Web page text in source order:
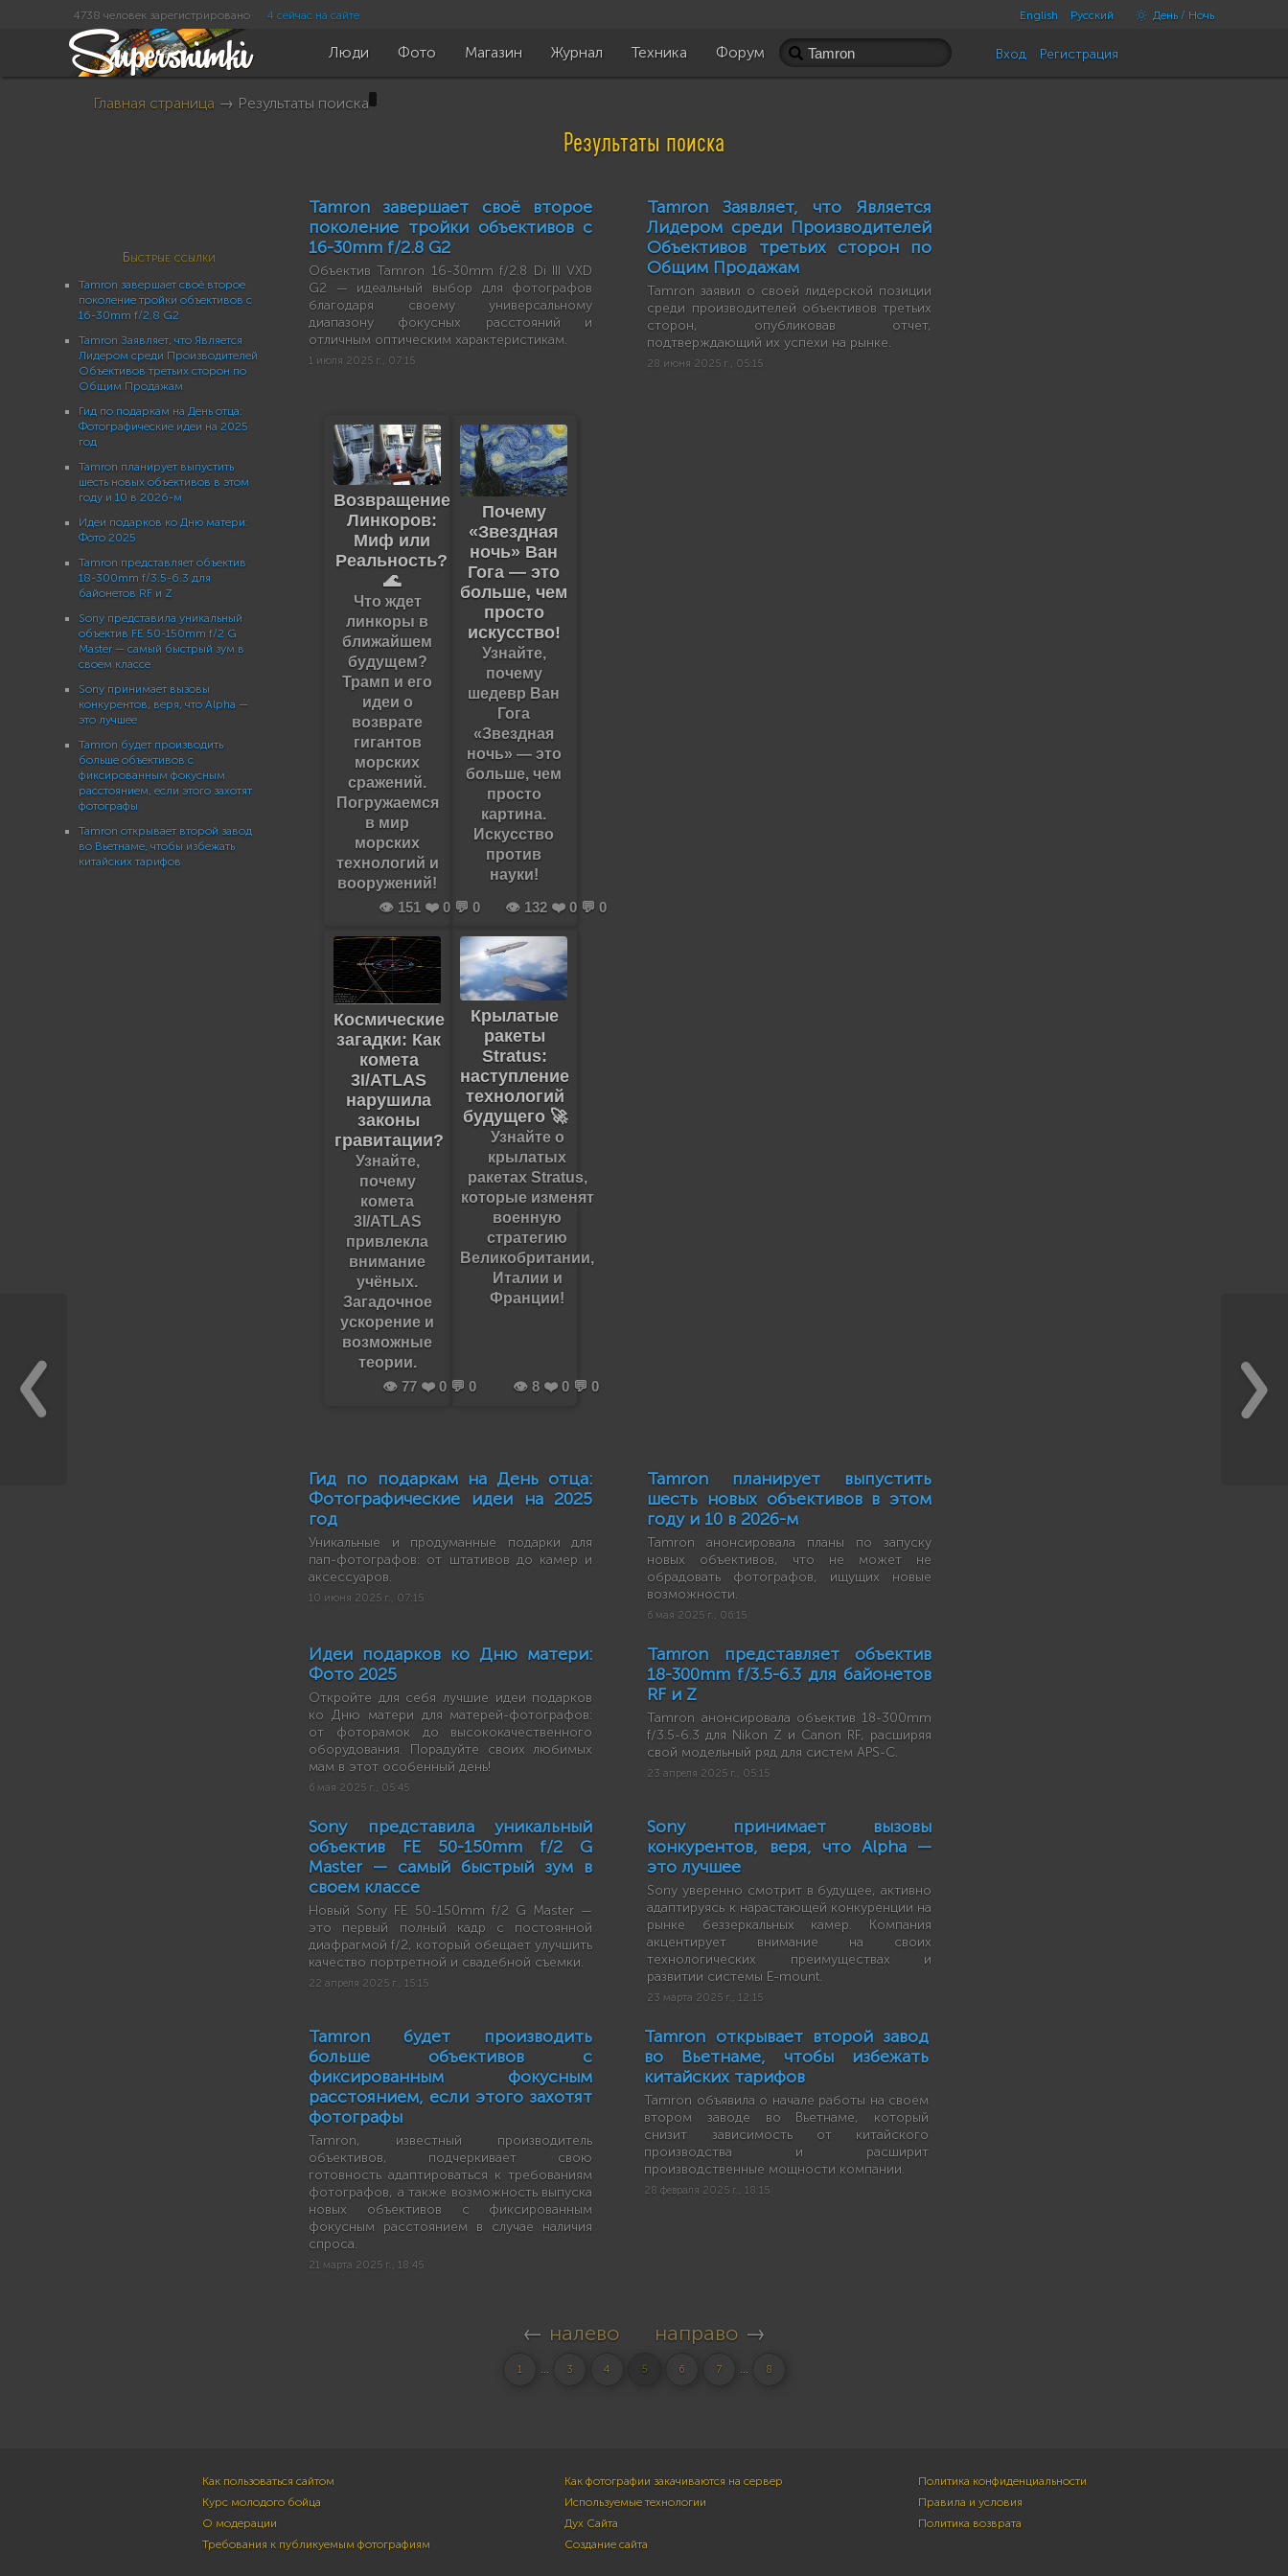
English Русский День / Ночь
4738 человек зарегистрировано 4 сейчас на сайте
Люди Фото Магазин Журнал Техника Форум Вход Регистрация
Главная страница → Результаты поиска
Результаты поиска
Быстрые ссылки
Tamron завершает своё второе
поколение тройки объективов с
16-30mm f/2.8 G2
Tamron Заявляет, что Является
Лидером среди Производителей
Объективов третьих сторон по
Общим Продажам
Гид по подаркам на День отца:
Фотографические идеи на 2025
год
Tamron планирует выпустить
шесть новых объективов в этом
году и 10 в 2026-м
Идеи подарков ко Дню матери:
Фото 2025
Tamron представляет объектив
18-300mm f/3.5-6.3 для
байонетов RF и Z
Sony представила уникальный
объектив FE 50-150mm f/2 G
Master — самый быстрый зум в
своем классе
Sony принимает вызовы
конкурентов, веря, что Alpha —
это лучшее
Tamron будет производить
больше объективов с
фиксированным фокусным
расстоянием, если этого захотят
фотографы
Tamron открывает второй завод
во Вьетнаме, чтобы избежать
китайских тарифов
Tamron завершает своё второе
поколение тройки объективов с
16-30mm f/2.8 G2
Объектив Tamron 16-30mm f/2.8 Di III VXD
G2 — идеальный выбор для фотографов
благодаря своему универсальному
диапазону фокусных расстояний и
отличным оптическим характеристикам.
1 июля 2025 г., 07:15
Возвращение
Линкоров:
Миф или
Реальность?
🌊
Что ждет
линкоры в
ближайшем
будущем?
Трамп и его
идеи о
возврате
гигантов
морских
сражений.
Погружаемся
в мир
морских
технологий и
вооружений!
👁️ 151 ❤️ 0 💬 0
Почему
«Звездная
ночь» Ван
Гога — это
больше, чем
просто
искусство!
Узнайте,
почему
шедевр Ван
Гога
«Звездная
ночь» — это
больше, чем
просто
картина.
Искусство
против
науки!
👁️ 132 ❤️ 0 💬 0
Космические
загадки: Как
комета
3I/ATLAS
нарушила
законы
гравитации?
Узнайте,
почему
комета
3I/ATLAS
привлекла
внимание
учёных.
Загадочное
ускорение и
возможные
теории.
👁️ 77 ❤️ 0 💬 0
Крылатые
ракеты
Stratus:
наступление
технологий
будущего 🚀
Узнайте о
крылатых
ракетах Stratus,
которые изменят
военную
стратегию
Великобритании,
Италии и
Франции!
👁️ 8 ❤️ 0 💬 0
Tamron Заявляет, что Является
Лидером среди Производителей
Объективов третьих сторон по
Общим Продажам
Tamron заявил о своей лидерской позиции
среди производителей объективов третьих
сторон, опубликовав отчет,
подтверждающий их успехи на рынке.
28 июня 2025 г., 05:15
Гид по подаркам на День отца:
Фотографические идеи на 2025
год
Уникальные и продуманные подарки для
пап-фотографов: от штативов до камер и
аксессуаров.
10 июня 2025 г., 07:15
Tamron планирует выпустить
шесть новых объективов в этом
году и 10 в 2026-м
Tamron анонсировала планы по запуску
новых объективов, что не может не
обрадовать фотографов, ищущих новые
возможности.
6 мая 2025 г., 06:15
Идеи подарков ко Дню матери:
Фото 2025
Откройте для себя лучшие идеи подарков
ко Дню матери для матерей-фотографов:
от фоторамок до высококачественного
оборудования. Порадуйте своих любимых
мам в этот особенный день!
6 мая 2025 г., 05:45
Tamron представляет объектив
18-300mm f/3.5-6.3 для байонетов
RF и Z
Tamron анонсировала объектив 18-300mm
f/3.5-6.3 для Nikon Z и Canon RF, расширяя
свой модельный ряд для систем APS-C.
23 апреля 2025 г., 05:15
Sony представила уникальный
объектив FE 50-150mm f/2 G
Master — самый быстрый зум в
своем классе
Новый Sony FE 50-150mm f/2 G Master —
это первый полный кадр с постоянной
диафрагмой f/2, который обещает улучшить
качество портретной и свадебной съемки.
22 апреля 2025 г., 15:15
Sony принимает вызовы
конкурентов, веря, что Alpha —
это лучшее
Sony уверенно смотрит в будущее, активно
адаптируясь к нарастающей конкуренции на
рынке беззеркальных камер. Компания
акцентирует внимание на своих
технологических преимуществах и
развитии системы E-mount.
23 марта 2025 г., 12:15
Tamron будет производить
больше объективов с
фиксированным фокусным
расстоянием, если этого захотят
фотографы
Tamron, известный производитель
объективов, подчеркивает свою
готовность адаптироваться к требованиям
фотографов, а также возможность выпуска
новых объективов с фиксированным
фокусным расстоянием в случае наличия
спроса.
21 марта 2025 г., 18:45
Tamron открывает второй завод
во Вьетнаме, чтобы избежать
китайских тарифов
Tamron объявила о начале работы на своем
втором заводе во Вьетнаме, который
снизит зависимость от китайского
производства и расширит
производственные мощности компании.
28 февраля 2025 г., 18:15
← налево направо →
1 ... 3 4 5 6 7 ... 8
Как пользоваться сайтом
Курс молодого бойца
О модерации
Требования к публикуемым фотографиям
Как фотографии закачиваются на сервер
Используемые технологии
Дух Сайта
Создание сайта
Политика конфиденциальности
Правила и условия
Политика возврата